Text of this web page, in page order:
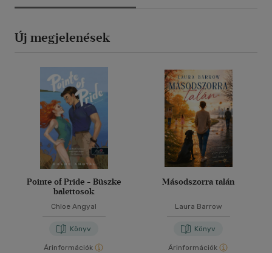
Új megjelenések
Pointe of Pride - Büszke
balettosok
Chloe Angyal
Könyv
Árinformációk
Másodszorra talán
Laura Barrow
Könyv
Árinformációk